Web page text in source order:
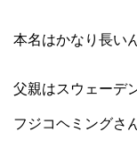
本名はかなり長い
父親はスウェーデ
フジコヘミングさ